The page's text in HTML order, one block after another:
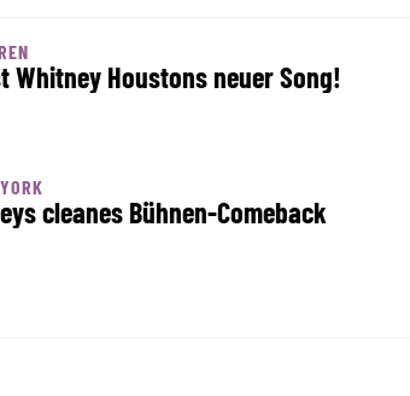
Whitney Houstons neuer Song!
cleanes Bühnen-Comeback